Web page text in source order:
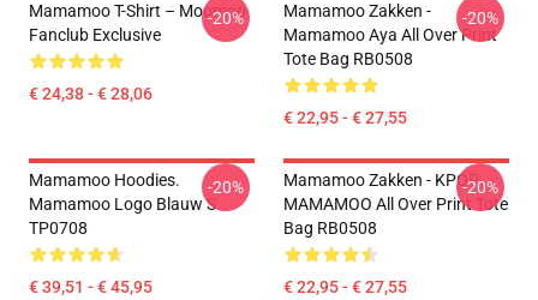
Mamamoo T-Shirt – Moomoo
Fanclub Exclusive
€ 24,38 - € 28,06
-20%
Mamamoo Zakken -
Mamamoo Aya All Over Print
Tote Bag RB0508
€ 22,95 - € 27,55
-20%
Mamamoo Hoodies.
Mamamoo Logo Blauw S
TP0708
€ 39,51 - € 45,95
-20%
Mamamoo Zakken - KPOP
MAMAMOO All Over Print Tote
Bag RB0508
€ 22,95 - € 27,55
-20%